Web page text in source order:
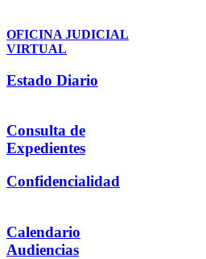
OFICINA JUDICIAL
VIRTUAL
Estado Diario
Consulta de
Expedientes
Confidencialidad
Calendario
Audiencias